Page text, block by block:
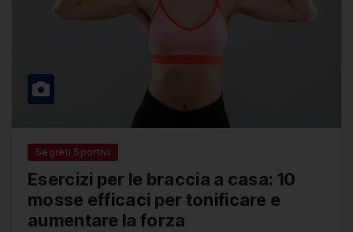
Segreti Sportivi
Esercizi per le braccia a casa: 10
mosse efficaci per tonificare e
aumentare la forza